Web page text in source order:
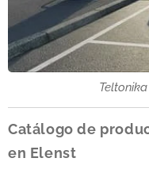
Catálogo de
en Elenst